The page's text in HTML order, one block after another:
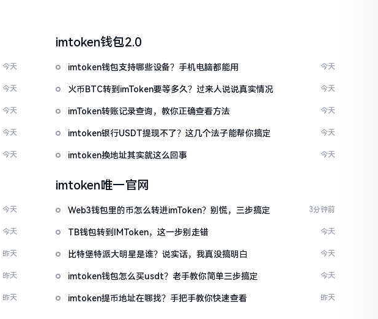
今天
今天
今天
今天
今天
imtoken钱包2.0
imtoken钱包支持哪些设备？手机电脑都能用 今天
火币BTC转到imToken要等多久？过来人说说真实情况 今天
imToken转账记录查询，教你正确查看方法 今天
imtoken银行USDT提现不了？这几个法子能帮你搞定 今天
imtoken换地址其实就这么回事 今天
今天
今天
昨天
昨天
昨天
imtoken唯一官网
Web3钱包里的币怎么转进imToken？别慌，三步搞定 3分钟前
TB钱包转到IMToken，这一步别走错 今天
比特堡特派大明星是谁？说实话，我真没搞明白 今天
imtoken钱包怎么买usdt？老手教你简单三步搞定 今天
imtoken提币地址在哪找？手把手教你快速查看 昨天